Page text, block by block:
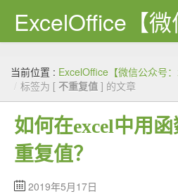
资源下载
VBA代码大全
EXCEL VBA
当前位置 : ExcelOffice【微信公众号：
/ 标签为 [ 不重复值 ] 的文章
如何在excel中用
重复值？
2019年5月17日